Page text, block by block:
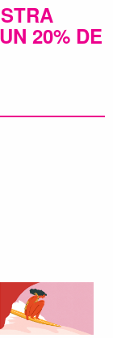
20% DE